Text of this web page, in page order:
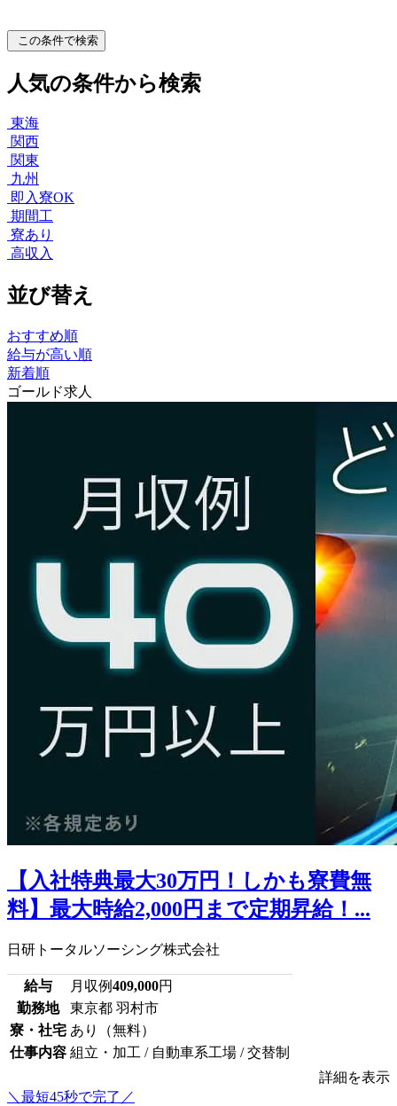
この条件で検索
人気の条件から検索
東海
関西
関東
九州
即入寮OK
期間工
寮あり
高収入
並び替え
おすすめ順
給与が高い順
新着順
ゴールド求人
【入社特典最大30万円！しかも寮費無
料】最大時給2,000円まで定期昇給！...
日研トータルソーシング株式会社
給与 月収例409,000円
勤務地
東京都 羽村市
寮・社宅 あり（無料）
仕事内容 組立・加工 / 自動車系工場 / 交替制
詳細を表示
＼最短45秒で完了／